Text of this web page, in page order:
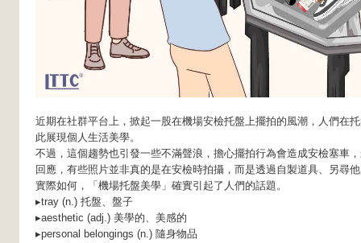
近期在社群平台上，掀起一股在機場安檢托盤上擺拍的風潮，人們在
此展現個人生活美學。
不過，這個趨勢也引發一些不滿聲浪，擔心擺拍行為會造成安檢塞車
回應，有些照片並非真的是在安檢時拍攝，而是透過自製道具、另尋
實際如何，「機場托盤美學」確實引起了人們的話題。
▸tray (n.) 托盤、盤子
▸aesthetic (adj.) 美學的、美感的
▸personal belongings (n.) 隨身物品